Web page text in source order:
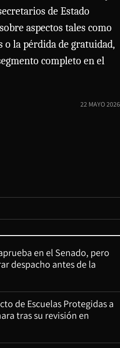
de Estado
aspectos tales como
la pérdida de gratuidad,
completo en el
22 MAYO 2026
en el Senado, pero
despacho antes de la
de Escuelas Protegidas a
tras su revisión en